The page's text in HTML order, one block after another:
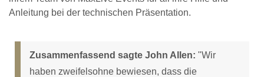
Anleitung bei der technischen Präsentation.
Zusammenfassend sagte John Allen: "Wir
haben zweifelsohne bewiesen, dass die